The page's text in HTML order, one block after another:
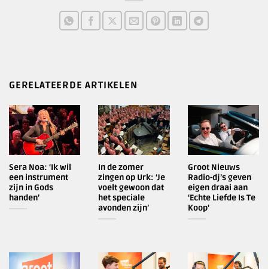
GERELATEERDE ARTIKELEN
Sera Noa: ‘Ik wil
een instrument
zijn in Gods
handen’
In de zomer
zingen op Urk: ‘Je
voelt gewoon dat
het speciale
avonden zijn’
Groot Nieuws
Radio-dj’s geven
eigen draai aan
‘Echte Liefde Is Te
Koop’